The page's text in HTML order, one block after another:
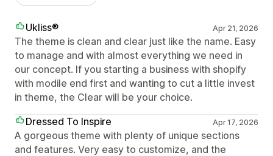
Ukliss® Apr 21, 2026
The theme is clean and clear just like the name. Easy
to manage and with almost everything we need in
our concept. If you starting a business with shopify
with modile end first and wanting to cut a little invest
in theme, the Clear will be your choice.
Dressed To Inspire
Apr 17, 2026
A gorgeous theme with plenty of unique sections
and features. Very easy to customize, and the